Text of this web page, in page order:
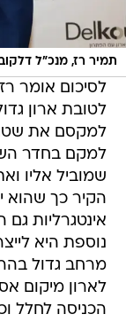
תמיר רז, מנכ"ל
לסיכום אומר
לטובת ארון
למקסם את
למקם בחדר
שמוביל אליו
הקיר כך שהוא
אינטגרליות
נוספת היא
מרחב גדול
לארון מיקום
הכניסה לחלל